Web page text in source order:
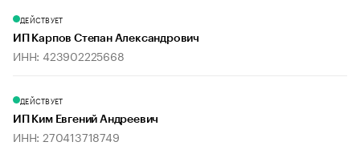
ДЕЙСТВУЕТ
ИП Карпов Степан Александрович
ИНН: 423902225668
ДЕЙСТВУЕТ
ИП Ким Евгений Андреевич
ИНН: 270413718749